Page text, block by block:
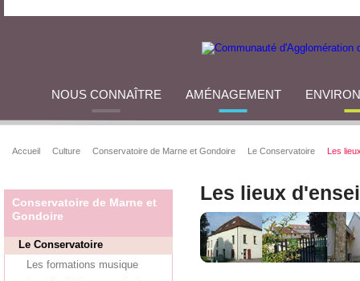
NOUS CONNAÎTRE AMÉNAGEMENT
Accueil Culture Conservatoire de Marne et Gondoire Le Conservatoire Les
Conservatoire de Marne et
Gondoire
Le Conservatoire
Les formations musique
Les lieux